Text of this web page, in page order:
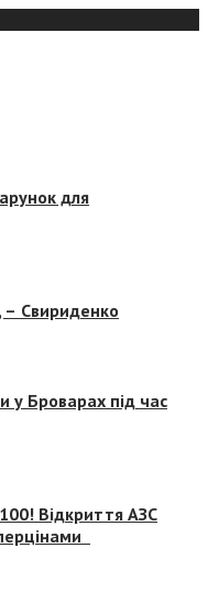
для
– Свириденко
у Броварах під час
Відкриття АЗС